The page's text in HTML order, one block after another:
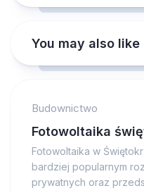
You may also like
Budownictwo
Fotowoltaika
Fotowoltaika w
bardziej popularnym
prywatnych oraz